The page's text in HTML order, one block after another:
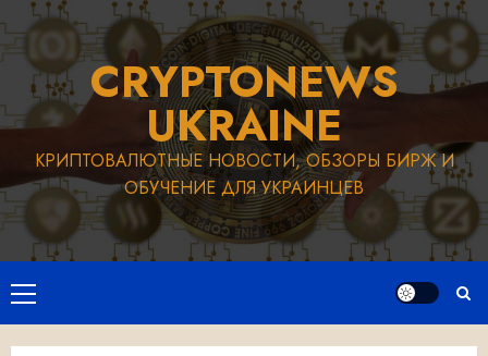
Перейти
к
содержимомуCRYPTONEWS
UKRAINE
КРИПТОВАЛЮТНЫЕ НОВОСТИ, ОБЗОРЫ БИРЖ И
ОБУЧЕНИЕ ДЛЯ УКРАИНЦЕВ
Основное
меню